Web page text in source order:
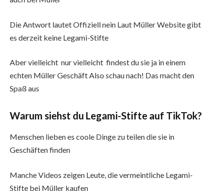
Die Antwort lautet Offiziell nein Laut Müller Website gibt
es derzeit keine Legami-Stifte
Aber vielleicht nur vielleicht findest du sie ja in einem
echten Müller Geschäft Also schau nach! Das macht den
Spaß aus
Warum siehst du Legami-Stifte auf TikTok?
Menschen lieben es coole Dinge zu teilen die sie in
Geschäften finden
Manche Videos zeigen Leute, die vermeintliche Legami-
Stifte bei Müller kaufen